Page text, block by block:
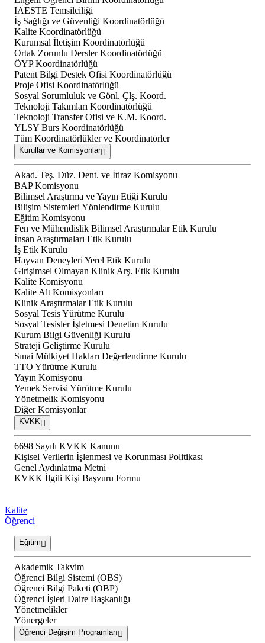
IAESTE Temsilciliği
İş Sağlığı ve Güvenliği Koordinatörlüğü
Kalite Koordinatörlüğü
Kurumsal İletişim Koordinatörlüğü
Ortak Zorunlu Dersler Koordinatörlüğü
ÖYP Koordinatörlüğü
Patent Bilgi Destek Ofisi Koordinatörlüğü
Proje Ofisi Koordinatörlüğü
Sosyal Sorumluluk ve Gönl. Çlş. Koord.
Teknoloji Takımları Koordinatörlüğü
Teknoloji Transfer Ofisi ve K.M. Koord.
YLSY Burs Koordinatörlüğü
Tüm Koordinatörlükler ve Koordinatörler
Kurullar ve Komisyonlar
Akad. Teş. Düz. Dent. ve İtiraz Komisyonu
BAP Komisyonu
Bilimsel Araştırma ve Yayın Etiği Kurulu
Bilişim Sistemleri Yönlendirme Kurulu
Eğitim Komisyonu
Fen ve Mühendislik Bilimsel Araştırmalar Etik Kurulu
İnsan Araştırmaları Etik Kurulu
İş Etik Kurulu
Hayvan Deneyleri Yerel Etik Kurulu
Girişimsel Olmayan Klinik Arş. Etik Kurulu
Kalite Komisyonu
Kalite Alt Komisyonları
Klinik Araştırmalar Etik Kurulu
Sosyal Tesis Yürütme Kurulu
Sosyal Tesisler İşletmesi Denetim Kurulu
Kurum Bilgi Güvenliği Kurulu
Strateji Geliştirme Kurulu
Sınai Mülkiyet Hakları Değerlendirme Kurulu
TTO Yürütme Kurulu
Yayın Komisyonu
Yemek Servisi Yürütme Kurulu
Yönetmelik Komisyonu
Diğer Komisyonlar
KVKK
6698 Sayılı KVKK Kanunu
Kişisel Verilerin İşlenmesi ve Korunması Politikası
Genel Aydınlatma Metni
KVKK İlgili Kişi Başvuru Formu
Kalite
Öğrenci
Eğitim
Akademik Takvim
Öğrenci Bilgi Sistemi (OBS)
Öğrenci Bilgi Paketi (OBP)
Öğrenci İşleri Daire Başkanlığı
Yönetmelikler
Yönergeler
Öğrenci Değişim Programları